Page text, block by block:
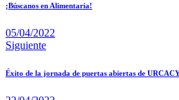
¡Búscanos en Alimentaria!
05/04/2022
Siguiente
Éxito de la jornada de puertas abiertas de